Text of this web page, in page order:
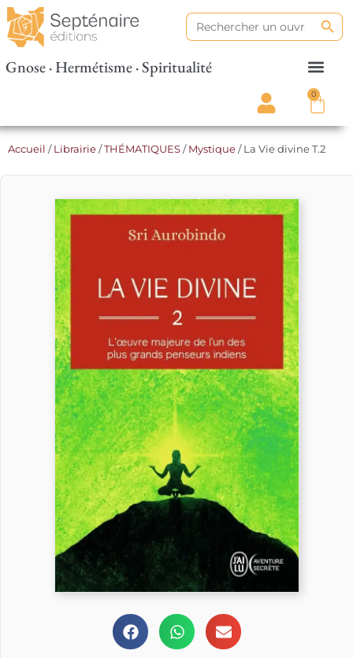
Search
for:
Gnose · Hermétisme · Spiritualité
0
Accueil /Librairie/THÉMATIQUES/Mystique/ La Vie divine T.2